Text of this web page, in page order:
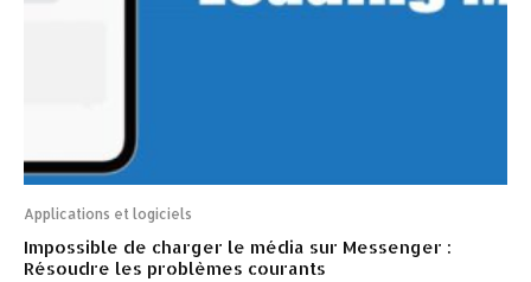
Applications et logiciels
Impossible de charger le média sur Messenger :
Résoudre les problèmes courants